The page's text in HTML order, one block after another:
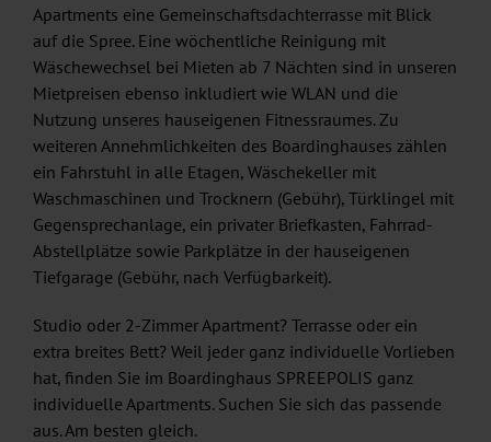
Apartments eine Gemeinschaftsdachterrasse mit Blick
auf die Spree. Eine wöchentliche Reinigung mit
Wäschewechsel bei Mieten ab 7 Nächten sind in unseren
Mietpreisen ebenso inkludiert wie WLAN und die
Nutzung unseres hauseigenen Fitnessraumes. Zu
weiteren Annehmlichkeiten des Boardinghauses zählen
ein Fahrstuhl in alle Etagen, Wäschekeller mit
Waschmaschinen und Trocknern (Gebühr), Türklingel mit
Gegensprechanlage, ein privater Briefkasten, Fahrrad-
Abstellplätze sowie Parkplätze in der hauseigenen
Tiefgarage (Gebühr, nach Verfügbarkeit).
Studio oder 2-Zimmer Apartment? Terrasse oder ein
extra breites Bett? Weil jeder ganz individuelle Vorlieben
hat, finden Sie im Boardinghaus SPREEPOLIS ganz
individuelle Apartments. Suchen Sie sich das passende
aus. Am besten gleich.